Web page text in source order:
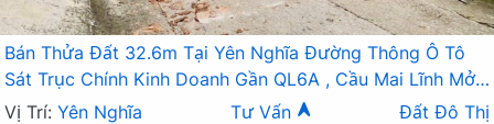
Bán Thửa Đất 32.6m Tại Yên Nghĩa Đường Thông Ô Tô
Sát Trục Chính Kinh Doanh Gần QL6A , Cầu Mai Lĩnh Mở
Rộng
Vị Trí: Yên Nghĩa Tư Vấn
Đất Đô Thị